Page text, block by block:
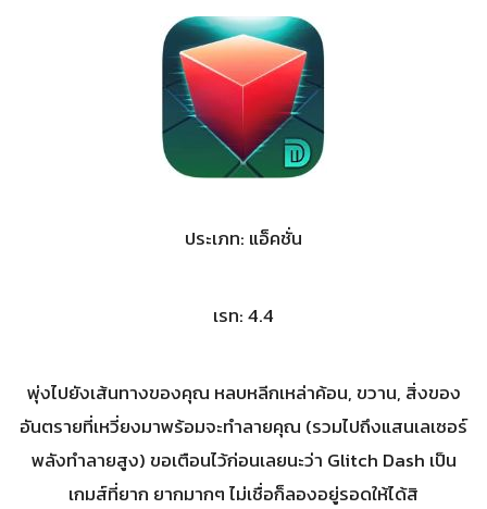
ประเภท: แอ็คชั่น
เรท: 4.4
พุ่งไปยังเส้นทางของคุณ หลบหลีกเหล่าค้อน, ขวาน, สิ่งของ
อันตรายที่เหวี่ยงมาพร้อมจะทำลายคุณ (รวมไปถึงแสนเลเซอร์
พลังทำลายสูง) ขอเตือนไว้ก่อนเลยนะว่า Glitch Dash เป็น
เกมส์ที่ยาก ยากมากๆ ไม่เชื่อก็ลองอยู่รอดให้ได้สิ